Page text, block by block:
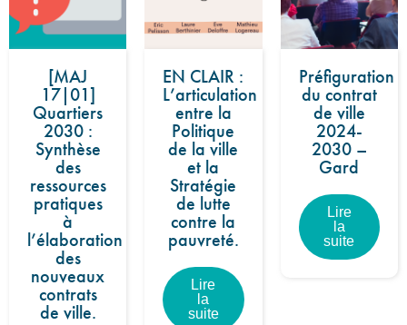
[MAJ
17|01]
Quartiers
2030 :
Synthèse
des
ressources
pratiques
à
l’élaboration
des
nouveaux
contrats
de ville.
EN CLAIR :
L’articulation
entre la
Politique
de la ville
et la
Stratégie
de lutte
contre la
pauvreté.
Lire
la
suite
Préfiguration
du contrat
de ville
2024-
2030 –
Gard
Lire
la
suite